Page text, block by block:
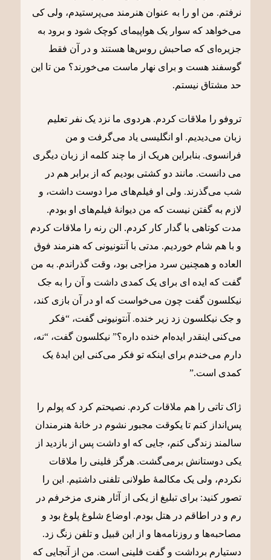
نرفتم. من او را به عنوان هنرمند می‌پرستیدم، ولی کی
می‌خواهد که سوار یک هواپیمای کوچک شود و برود به
جزیره‌ای که صاحبش روس‌ها هستند و در آن فقط
گوسفند هست و برای نهار ماست می‌خورند؟ من تا این
حد مشتاق نیستم.
تروفو را ملاقات کردم. هردوی ما نزد یک نفر تعلیم
زبان می‌دیدیم. او انگلیسی یاد می‌گرفت و من
فرانسوی. بنابراین هریک از ما چند کلمه از زبان دیگری
می دانست. مانند دو کشتی بودیم که از برابر هم در
شب می‌گذرند. ولی او فیلم‌های مرا دوست داشت، و
لازم به گفتن نیست که من دیوانۀ فیلم‌های او بودم.
مدت کوتاهی با گدار کار کردم. الن رنه را ملاقات کردم
و با هم شام خوردیم. مدتی با آنتونیونی که هنرمند فوق
العاده و همچنین سرد مزاجی بود، وقت گذراندم. به من
گفت که ایده ای برای یک کمدی داشت و آن را به جک
نیکلسون گفت چون می‌خواست که او در آن بازی کند،
و جک نیکلسون زد زیر خنده. آنتونیونی گفت، “فکر
می‌کنی اینقدر ایده‌ام خنده داره؟” نیکلسون گفت، “نه،
دارم می‌خندم برای اینکه تو فکر می‌کنی این ایدۀ یک
کمدی است.”
ژاک تاتی را هم ملاقات کردم. نصیحتم کرد که پولم را
پس‌انداز کنم تا یکوقت مجبور نشوم در خانۀ هنرمندان
سالمند زندگی کنم، جایی که او داشت پس از بازدید از
یکی دوستانش برمی‌گشت. هرگز فلینی را ملاقات
نکردم، ولی یک مکالمۀ طولانی تلفنی داشتیم. این را
تصور کنید: برای تبلیغ از یکی از آثار هنری مزخرفم در
رم و در اطاقم در هتل بودم. اوضاع شلوغ پلوغ بود و
مصاحبه‌ها و روزنامه‌ها و از این قبیل و تلفن زنگ زد.
دستیارم برداشت و گفت فلینی است. من از آنجایی که